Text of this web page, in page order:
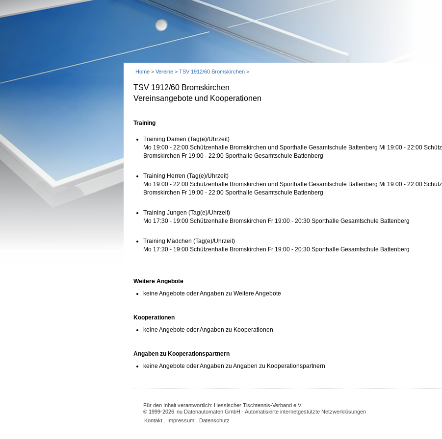
Home > Vereine > TSV 1912/60 Bromskirchen >
TSV 1912/60 Bromskirchen
Vereinsangebote und Kooperationen
Training
Training Damen (Tag(e)/Uhrzeit)
Mo 19:00 - 22:00 Schützenhalle Bromskirchen und Sporthalle Gesamtschule Battenberg Mi 19:00 - 22:00
Bromskirchen Fr 19:00 - 22:00 Sporthalle Gesamtschule Battenberg
Training Herren (Tag(e)/Uhrzeit)
Mo 19:00 - 22:00 Schützenhalle Bromskirchen und Sporthalle Gesamtschule Battenberg Mi 19:00 - 22:00
Bromskirchen Fr 19:00 - 22:00 Sporthalle Gesamtschule Battenberg
Training Jungen (Tag(e)/Uhrzeit)
Mo 17:30 - 19:00 Schützenhalle Bromskirchen Fr 19:00 - 20:30 Sporthalle Gesamtschule Battenberg
Training Mädchen (Tag(e)/Uhrzeit)
Mo 17:30 - 19:00 Schützenhalle Bromskirchen Fr 19:00 - 20:30 Sporthalle Gesamtschule Battenberg
Weitere Angebote
keine Angebote oder Angaben zu Weitere Angebote
Kooperationen
keine Angebote oder Angaben zu Kooperationen
Angaben zu Kooperationspartnern
keine Angebote oder Angaben zu Angaben zu Kooperationspartnern
Für den Inhalt verantwortlich: Hessischer Tischtennis-Verband e.V.
© 1999-2026 nu Datenautomaten GmbH - Automatisierte internetgestützte Netzwerklösungen
Kontakt
Impressum Datenschutz